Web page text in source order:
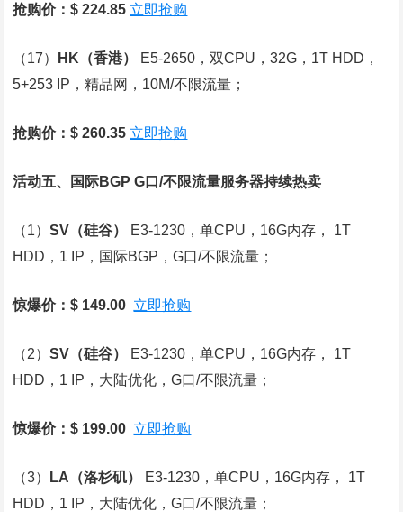
抢购价：$ 224.85 立即抢购
（17） HK （香港）
E5-2650，双CPU，32G，1T HDD，
5+253 IP，精品网，10M/不限流量；
抢购价：$ 260.35 立即抢购
活动五、国际BGP G口/不限流量服务器持续热卖
（1）SV （硅谷）
E3-1230，单CPU，16G内存， 1T
HDD，1 IP，国际BGP，G口/不限流量；
惊爆价：$ 149.00 立即抢购
（2）SV （硅谷）
E3-1230，单CPU，16G内存， 1T
HDD，1 IP，大陆优化，G口/不限流量；
惊爆价：$ 199.00 立即抢购
（3） LA （洛杉矶）
E3-1230，单CPU，16G内存， 1T
HDD，1 IP，大陆优化，G口/不限流量；